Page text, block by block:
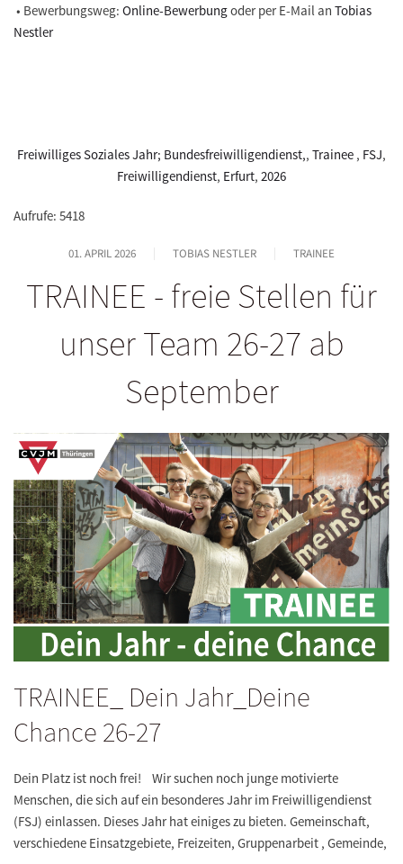
• Bewerbungsweg: Online-Bewerbungoder per E-Mail an Tobias
Nestler
Freiwilliges Soziales Jahr; Bundesfreiwilligendienst,, Trainee , FSJ,
Freiwilligendienst, Erfurt, 2026
Aufrufe: 5418
01. APRIL 2026 TOBIAS NESTLER TRAINEE
TRAINEE - freie Stellen für
unser Team 26-27 ab
September
TRAINEE_ Dein Jahr_Deine
Chance 26-27
Dein Platz ist noch frei! Wir suchen noch junge motivierte
Menschen, die sich auf ein besonderes Jahr im Freiwilligendienst
(FSJ) einlassen. Dieses Jahr hat einiges zu bieten. Gemeinschaft,
verschiedene Einsatzgebiete, Freizeiten, Gruppenarbeit , Gemeinde,